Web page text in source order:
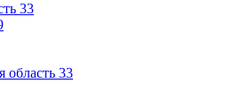
33
область 33